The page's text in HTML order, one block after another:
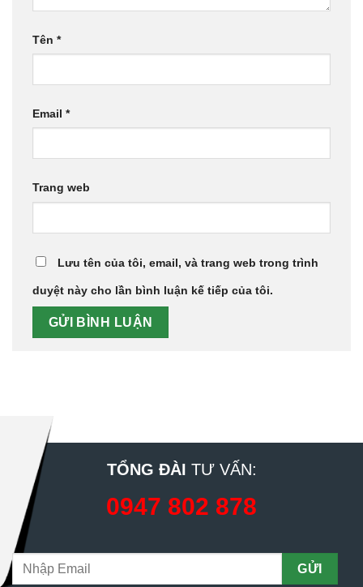
Tên *
Email *
Trang web
Lưu tên của tôi, email, và trang web trong trình
duyệt này cho lần bình luận kế tiếp của tôi.
TỔNG ĐÀI TƯ VẤN:
0947 802 878